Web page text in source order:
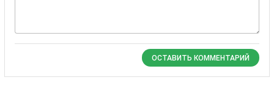
ОСТАВИТЬ КОММЕНТАРИЙ